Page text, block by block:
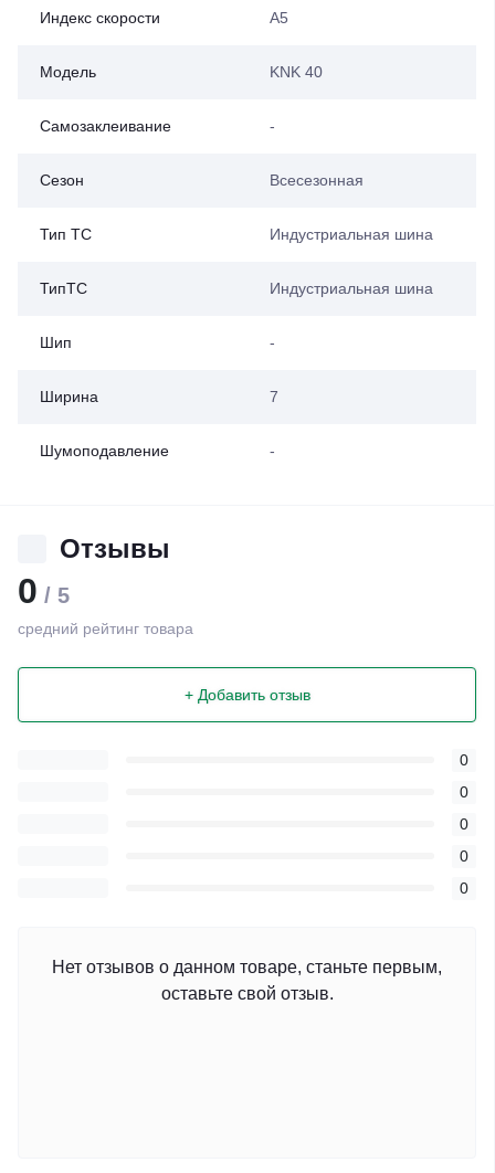
Индекс скорости A5
Модель KNK 40
Самозаклеивание -
Сезон Всесезонная
Тип ТС Индустриальная шина
ТипТС Индустриальная шина
Шип -
Ширина 7
Шумоподавление -
Отзывы
0 / 5
средний рейтинг товара
+ Добавить отзыв
0
0
0
0
0
Нет отзывов о данном товаре, станьте первым,
оставьте свой отзыв.